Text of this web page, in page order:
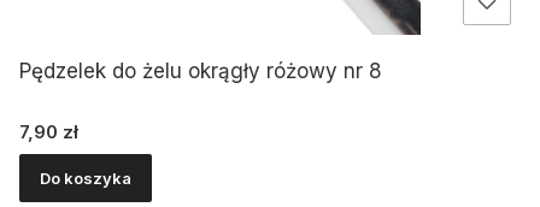
Pędzelek do żelu okrągły różowy nr 8
Cena
7,90 zł
Do koszyka